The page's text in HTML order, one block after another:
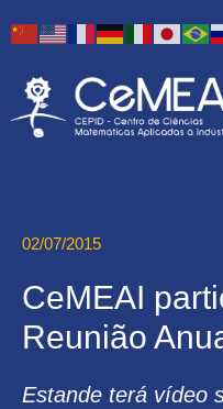
02/07/2015
CeMEAI
Reunião
Estande terá vídeo